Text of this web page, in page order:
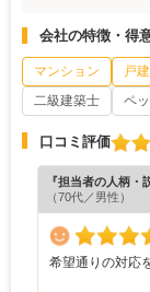
会社の特徴・得
マンション 戸建
二級建築士
ペ
口コミ評価
『担当者の人柄・
（70代／男性）
希望通りの対応